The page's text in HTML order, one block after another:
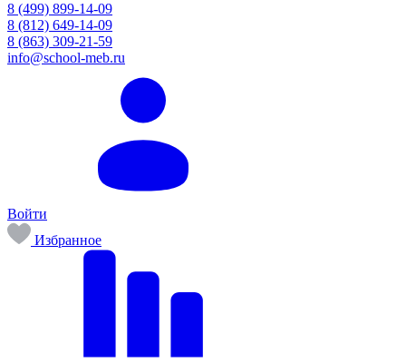
8 (499) 899-14-09
8 (812) 649-14-09
8 (863) 309-21-59
info@school-meb.ru
Войти
Избранное